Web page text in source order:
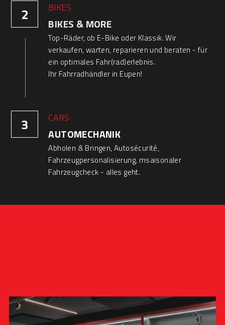
2 BIKES
BIKES & MORE
Top-Räder, ob E-Bike oder Klassik. Wir
verkaufen, warten, reparieren und beraten - für
ein optimales Fahr(rad)erlebnis.
Ihr Fahrradhändler in Eupen!
3 CARS
AUTOMECHANIK
Abholen & Bringen, Autosécurité,
Fahrzeugpersonalisierung, msaisonaler
Fahrzeugcheck - alles geht.